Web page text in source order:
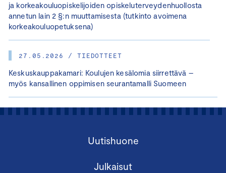
ja korkeakouluopiskelijoiden opiskeluterveydenhuollosta
annetun lain 2 §:n muuttamisesta (tutkinto avoimena
korkeakouluopetuksena)
27.05.2026 / TIEDOTTEET
Keskuskauppakamari: Koulujen kesälomia siirrettävä –
myös kansallinen oppimisen seurantamalli Suomeen
Uutishuone
Julkaisut